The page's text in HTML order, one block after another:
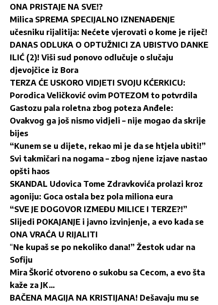
ONA PRISTAJE NA SVE!?
Milica SPREMA SPECIJALNO IZNENAĐENJE
učesniku rijalitija: Nećete vjerovati o kome je riječ!
DANAS ODLUKA O OPTUŽNICI ZA UBISTVO DANKE
ILIĆ (2)! Viši sud ponovo odlučuje o slučaju
djevojčice iz Bora
TERZA ĆE USKORO VIDJETI SVOJU KĆERKICU:
Porodica Veličković ovim POTEZOM to potvrdila
Gastozu pala roletna zbog poteza Anđele:
Ovakvog ga još nismo vidjeli – nije mogao da skrije
bijes
“Kunem se u dijete, rekao mi je da se htjela ubiti!”
Svi takmičari na nogama – zbog njene izjave nastao
opšti haos
SKANDAL Udovica Tome Zdravkovića prolazi kroz
agoniju: Goca ostala bez pola miliona eura
“SVE JE DOGOVOR IZMEĐU MILICE I TERZE?!”
Slijedi POKAJANJE i javno izvinjenje, a evo kada se
ONA VRAĆA U RIJALITI
“Ne kupaš se po nekoliko dana!” Žestok udar na
Sofiju
Mira Škorić otvoreno o sukobu sa Cecom, a evo šta
kaže za JK…
BAČENA MAGIJA NA KRISTIJANA! Dešavaju mu se